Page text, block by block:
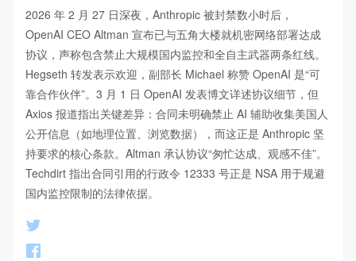
2026 年 2 月 27 日深夜，Anthropic 被封禁数小时后，
OpenAI CEO Altman 宣布已与五角大楼就机密网络部署达成
协议，声称包含禁止大规模国内监控和全自主武器两条红线。
Hegseth 转发表示欢迎，副部长 Michael 称赞 OpenAI 是“可
靠合作伙伴”。3 月 1 日 OpenAI 发表博文详述协议细节，但
Axios 报道指出关键差异：合同未明确禁止 AI 辅助收集美国人
公开信息（如地理位置、浏览数据），而这正是 Anthropic 坚
持要求的核心条款。Altman 承认协议“匆忙达成、观感不佳”。
Techdirt 指出合同引用的行政令 12333 号正是 NSA 用于规避
国内监控限制的法律依据。